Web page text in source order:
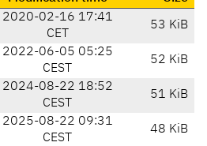
2020-02-16 17:41
CET
53 KiB
2022-06-05 05:25
CEST
52 KiB
2024-08-22 18:52
CEST
51 KiB
2025-08-22 09:31
CEST
48 KiB